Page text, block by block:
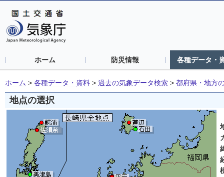
ホーム 防災情報 各種データ・
ホーム > 各種データ・資料 > 過去の気象データ検索 > 都府県・地方
地点の選択